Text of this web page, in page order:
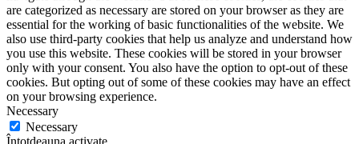
are categorized as necessary are stored on your browser as they are
essential for the working of basic functionalities of the website. We
also use third-party cookies that help us analyze and understand how
you use this website. These cookies will be stored in your browser
only with your consent. You also have the option to opt-out of these
cookies. But opting out of some of these cookies may have an effect
on your browsing experience.
Necessary
Necessary
Întotdeauna activate